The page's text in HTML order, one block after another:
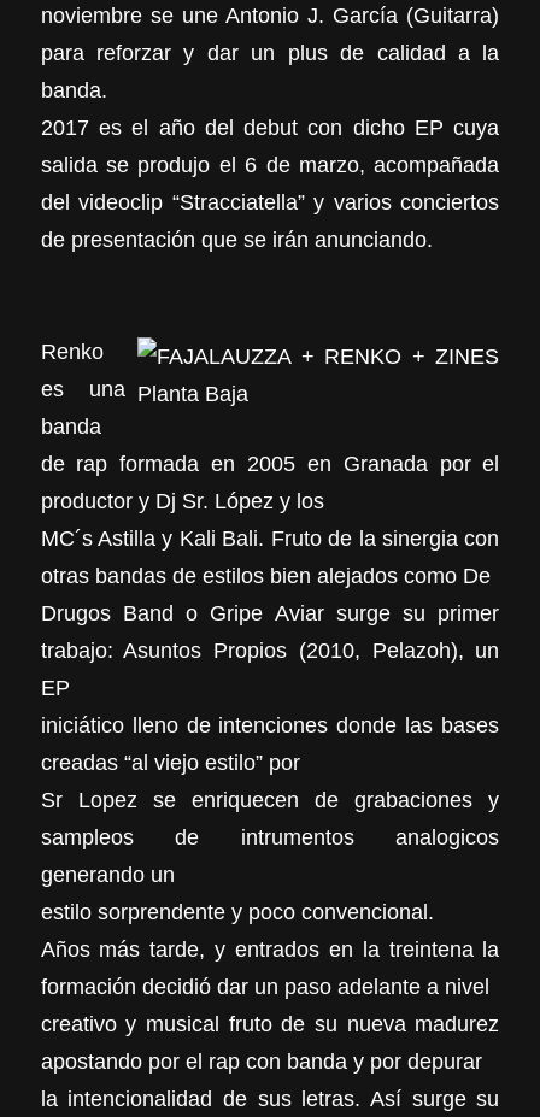
noviembre se une Antonio J. García (Guitarra)
para reforzar y dar un plus de calidad a la
banda.
2017 es el año del debut con dicho EP cuya
salida se produjo el 6 de marzo, acompañada
del videoclip “Stracciatella” y varios conciertos
de presentación que se irán anunciando.
Renko
es una
banda
de rap formada en 2005 en Granada por el
productor y Dj Sr. López y los
MC´s Astilla y Kali Bali. Fruto de la sinergia con
otras bandas de estilos bien alejados como De
Drugos Band o Gripe Aviar surge su primer
trabajo: Asuntos Propios (2010, Pelazoh), un
EP
iniciático lleno de intenciones donde las bases
creadas “al viejo estilo” por
Sr Lopez se enriquecen de grabaciones y
sampleos de intrumentos analogicos
generando un
estilo sorprendente y poco convencional.
Años más tarde, y entrados en la treintena la
formación decidió dar un paso adelante a nivel
creativo y musical fruto de su nueva madurez
apostando por el rap con banda y por depurar
la intencionalidad de sus letras. Así surge su